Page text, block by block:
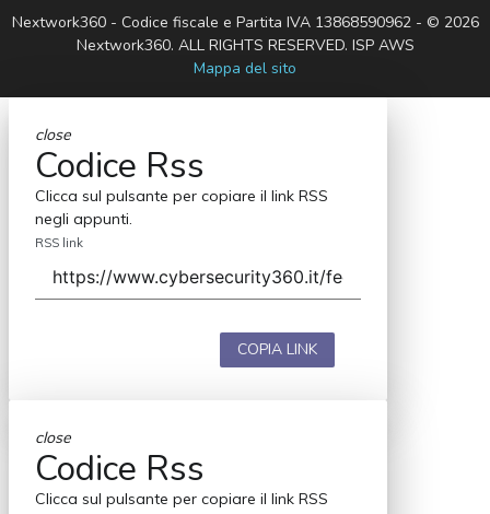
Nextwork360 - Codice fiscale e Partita IVA 13868590962 - © 2026
Nextwork360. ALL RIGHTS RESERVED. ISP AWS
Mappa del sito
close
Codice Rss
Clicca sul pulsante per copiare il link RSS
negli appunti.
RSS link
COPIA LINK
close
Codice Rss
Clicca sul pulsante per copiare il link RSS